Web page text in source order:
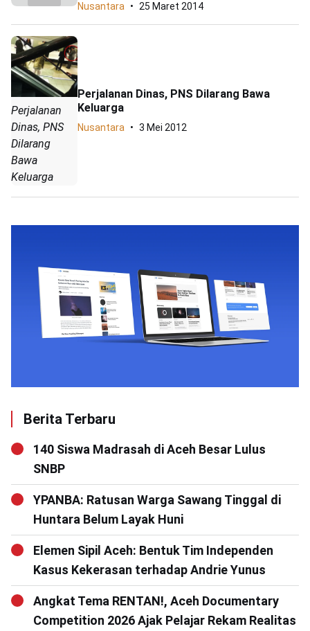
Nusantara 25 Maret 2014
Perjalanan
Dinas, PNS
Dilarang
Bawa
Keluarga
Perjalanan Dinas, PNS Dilarang Bawa
Keluarga
Nusantara 3 Mei 2012
Berita Terbaru
140 Siswa Madrasah di Aceh Besar Lulus
SNBP
YPANBA: Ratusan Warga Sawang Tinggal di
Huntara Belum Layak Huni
Elemen Sipil Aceh: Bentuk Tim Independen
Kasus Kekerasan terhadap Andrie Yunus
Angkat Tema RENTAN!, Aceh Documentary
Competition 2026 Ajak Pelajar Rekam Realitas